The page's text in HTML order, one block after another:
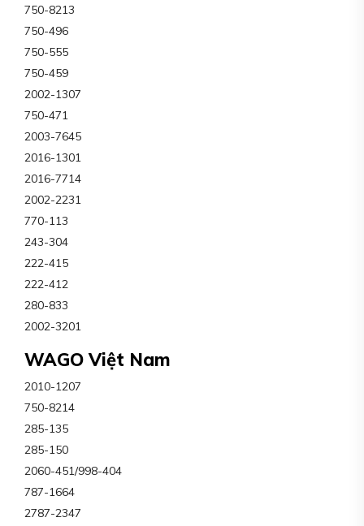
750-8213
750-496
750-555
750-459
2002-1307
750-471
2003-7645
2016-1301
2016-7714
2002-2231
770-113
243-304
222-415
222-412
280-833
2002-3201
WAGO Việt Nam
2010-1207
750-8214
285-135
285-150
2060-451/998-404
787-1664
2787-2347